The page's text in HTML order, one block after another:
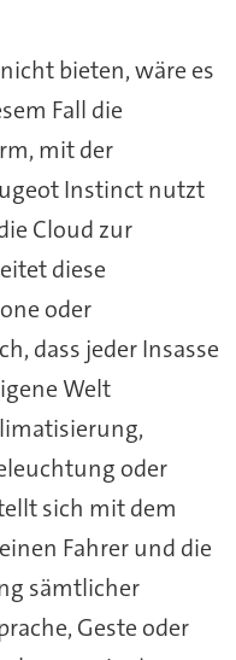
bieten, wäre es
Fall die
mit der
Instinct nutzt
Cloud zur
diese
oder
dass jeder Insasse
Welt
oder
sich mit dem
Fahrer und die
sämtlicher
Geste oder